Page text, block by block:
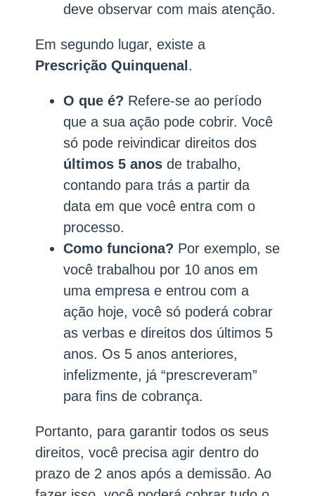
deve observar com mais atenção.
Em segundo lugar, existe a
Prescrição Quinquenal .
O que é? Refere-se ao período
que a sua ação pode cobrir. Você
só pode reivindicar direitos dos
últimos 5 anos de trabalho,
contando para trás a partir da
data em que você entra com o
processo.
Como funciona? Por exemplo, se
você trabalhou por 10 anos em
uma empresa e entrou com a
ação hoje, você só poderá cobrar
as verbas e direitos dos últimos 5
anos. Os 5 anos anteriores,
infelizmente, já “prescreveram”
para fins de cobrança.
Portanto, para garantir todos os seus
direitos, você precisa agir dentro do
prazo de 2 anos após a demissão. Ao